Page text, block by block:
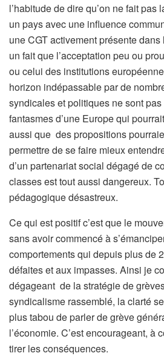
l’habitude de dire qu’on ne fait
un pays avec une influence
une CGT activement présente
un fait que l’acceptation peu ou
ou celui des institutions
horizon indépassable par de
syndicales et politiques ne sont
fantasmes d’une Europe qui
aussi que des propositions
permettre de se faire mieux
d’un partenariat social dégagé de
classes est tout aussi dangereux.
pédagogique désastreux.
Ce qui est positif c’est que le
sans avoir commencé à
comportements qui depuis plus de
défaites et aux impasses. Ainsi je
dégageant de la stratégie de
syndicalisme rassemblé, la clarté
plus tabou de parler de grève
l’économie. C’est encourageant, à
tirer les conséquences.